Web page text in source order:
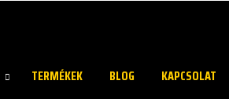
TERMÉKEK BLOG KAPCSOLAT